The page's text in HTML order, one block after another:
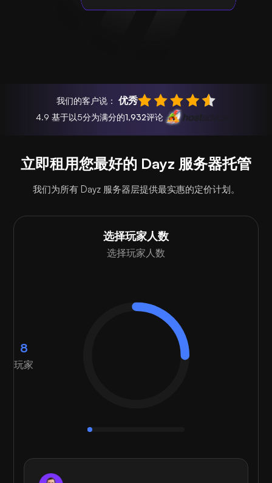
我们的客户说： 优秀
4.9 基于以5分为满分的1,932评论
立即租用您最好的 Dayz 服务器托管
我们为所有 Dayz 服务器层提供最实惠的定价计划。
选择玩家人数
选择玩家人数
8
玩家